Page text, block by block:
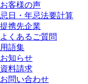
お客様の声
忌日・年忌法要計算
提携先企業
よくあるご質問
用語集
お知らせ
資料請求
お問い合わせ